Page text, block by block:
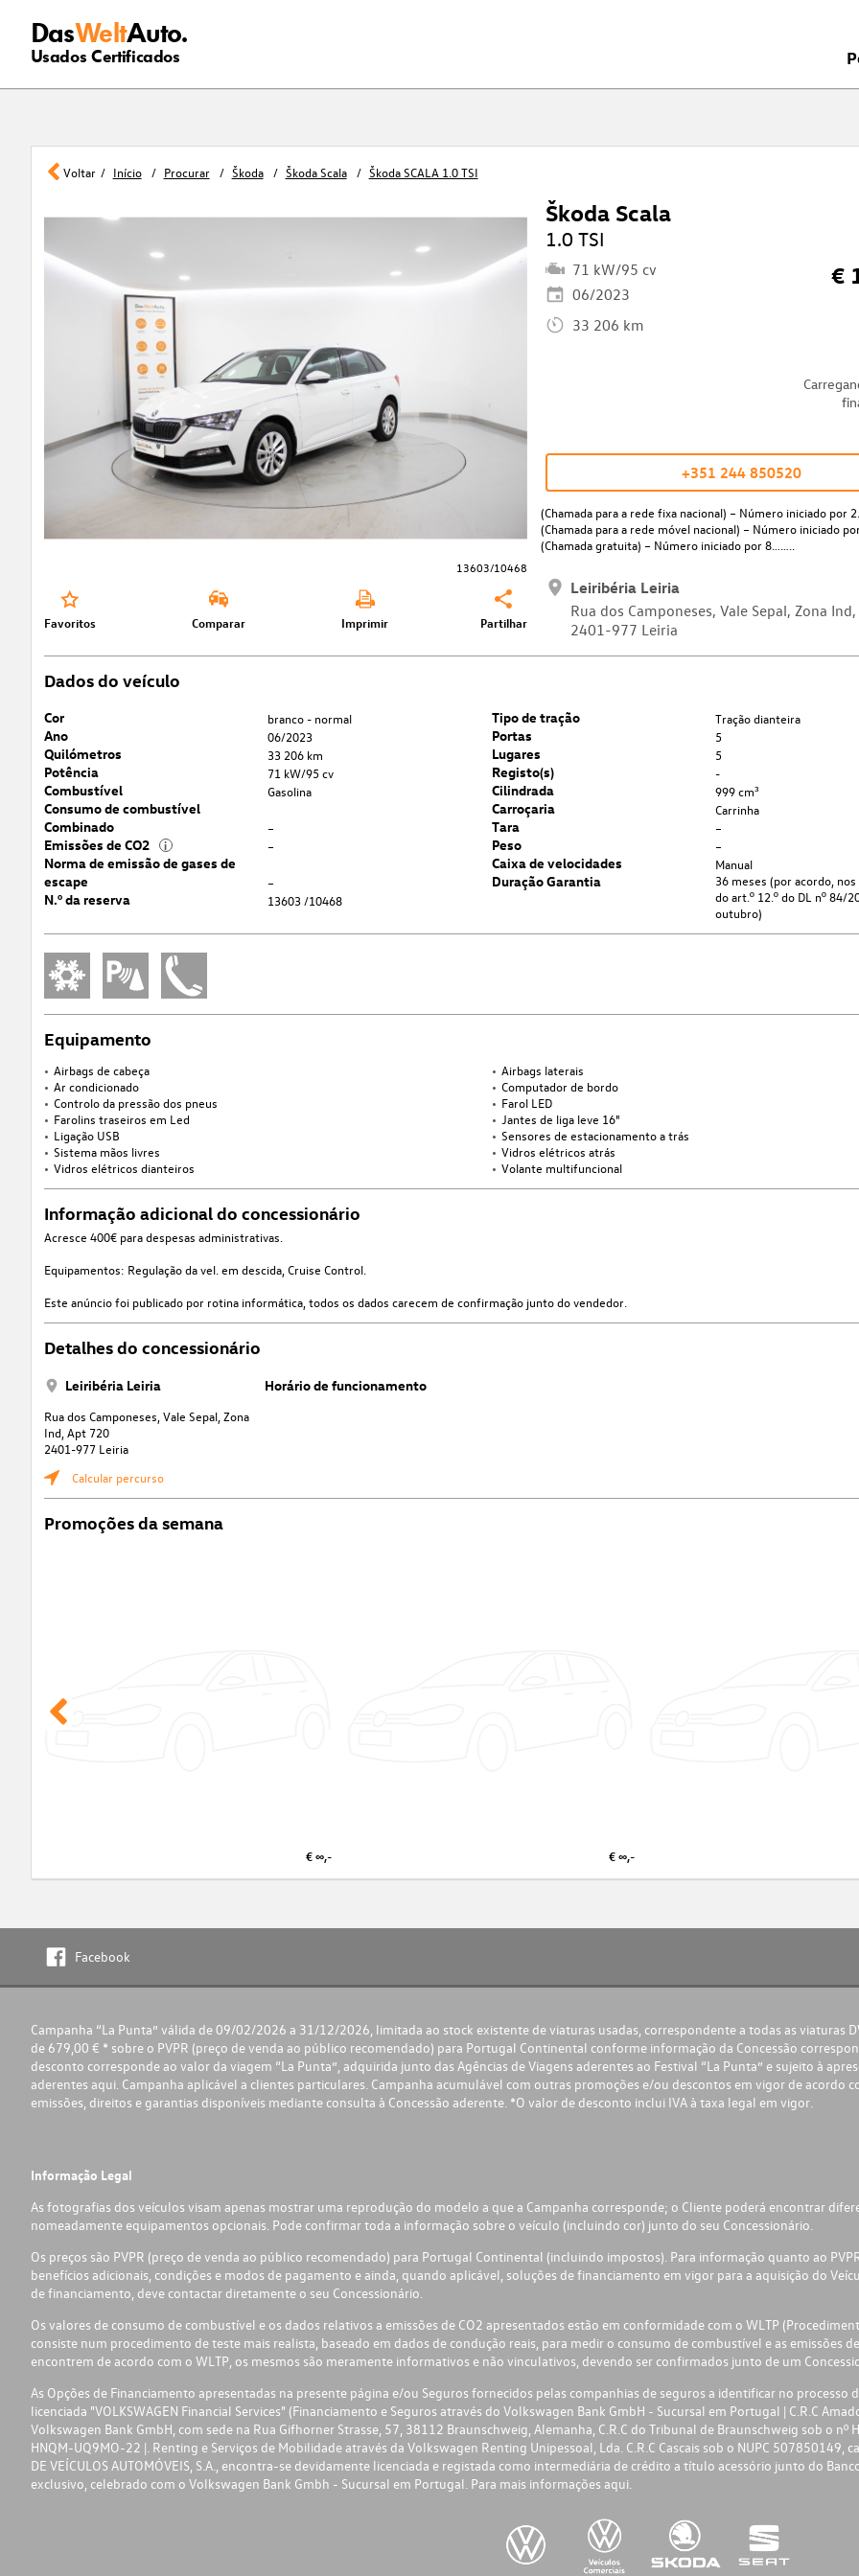
DasWeltAuto.
Usados Certificados
Voltar Início Procurar Škoda Škoda Scala Škoda SCALA 1.0 TSI
13603/10468
Škoda Scala
1.0 TSI
71 kW/95 cv
06/2023
33 206 km
€
+351 244 850520
(Chamada para a rede fixa nacional) – Número iniciado por
(Chamada para a rede móvel nacional) – Número iniciado
(Chamada gratuita) – Número iniciado por 8……..
Leiribéria Leiria
Rua dos Camponeses, Vale Sepal, Zona
2401-977 Leiria
Favoritos Comparar Imprimir Partilhar
Dados do veículo
Cor branco - normal
Ano 06/2023
Quilómetros 33 206 km
Potência 71 kW/95 cv
Combustível Gasolina
Consumo de combustível
Combinado
–
Emissões de CO2 i –
Norma de emissão de gases de
escape
–
N.º da reserva 13603 /10468
Tipo de tração Tração dianteira
Portas 5
Lugares 5
Registo(s) -
Cilindrada 999 cm³
Carroçaria Carrinha
Tara –
Peso –
Caixa de velocidades Manual
Duração Garantia 36 meses (por acordo,
do art.º 12.º do DL nº 84/
outubro)
Equipamento
Airbags de cabeça
Airbags laterais
Ar condicionado
Computador de bordo
Controlo da pressão dos pneus
Farol LED
Farolins traseiros em Led
Jantes de liga leve 16"
Ligação USB
Sensores de estacionamento a trás
Sistema mãos livres
Vidros elétricos atrás
Vidros elétricos dianteiros
Volante multifuncional
Informação adicional do concessionário
Acresce 400€ para despesas administrativas.
Equipamentos: Regulação da vel. em descida, Cruise Control.
Este anúncio foi publicado por rotina informática, todos os dados carecem de confirmação junto do vendedor.
Detalhes do concessionário
Leiribéria Leiria
Rua dos Camponeses, Vale Sepal, Zona
Ind, Apt 720
2401-977 Leiria
Calcular percurso
Horário de funcionamento
Promoções da semana
€ ∞,- € ∞,-
Facebook
Campanha “La Punta” válida de 09/02/2026 a 31/12/2026, limitada ao stock existente de viaturas usadas, correspondente a todas as viaturas
de 679,00 € * sobre o PVPR (preço de venda ao público recomendado) para Portugal Continental conforme informação da Concessão
desconto corresponde ao valor da viagem “La Punta”, adquirida junto das Agências de Viagens aderentes ao Festival “La Punta” e sujeito à
aderentes aqui. Campanha aplicável a clientes particulares. Campanha acumulável com outras promoções e/ou descontos em vigor de acordo
emissões, direitos e garantias disponíveis mediante consulta à Concessão aderente. *O valor de desconto inclui IVA à taxa legal em vigor.
Informação Legal
As fotografias dos veículos visam apenas mostrar uma reprodução do modelo a que a Campanha corresponde; o Cliente poderá encontrar
nomeadamente equipamentos opcionais. Pode confirmar toda a informação sobre o veículo (incluindo cor) junto do seu Concessionário.
Os preços são PVPR (preço de venda ao público recomendado) para Portugal Continental (incluindo impostos). Para informação quanto ao
benefícios adicionais, condições e modos de pagamento e ainda, quando aplicável, soluções de financiamento em vigor para a aquisição do
de financiamento, deve contactar diretamente o seu Concessionário.
Os valores de consumo de combustível e os dados relativos a emissões de CO2 apresentados estão em conformidade com o WLTP
consiste num procedimento de teste mais realista, baseado em dados de condução reais, para medir o consumo de combustível e as emissões
encontrem de acordo com o WLTP, os mesmos são meramente informativos e não vinculativos, devendo ser confirmados junto de um
As Opções de Financiamento apresentadas na presente página e/ou Seguros fornecidos pelas companhias de seguros a identificar no
licenciada "VOLKSWAGEN Financial Services" (Financiamento e Seguros através do Volkswagen Bank GmbH - Sucursal em Portugal | C.R.C
Volkswagen Bank GmbH, com sede na Rua Gifhorner Strasse, 57, 38112 Braunschweig, Alemanha, C.R.C do Tribunal de Braunschweig sob o nº
HNQM-UQ9MO-22 |. Renting e Serviços de Mobilidade através da Volkswagen Renting Unipessoal, Lda. C.R.C Cascais sob o NUPC 507850149,
DE VEÍCULOS AUTOMÓVEIS, S.A., encontra-se devidamente licenciada e registada como intermediária de crédito a título acessório junto do
exclusivo, celebrado com o Volkswagen Bank Gmbh - Sucursal em Portugal. Para mais informações aqui.